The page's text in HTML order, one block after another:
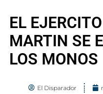
EL
MARTIN SE
LOS MONOS
El Disparador